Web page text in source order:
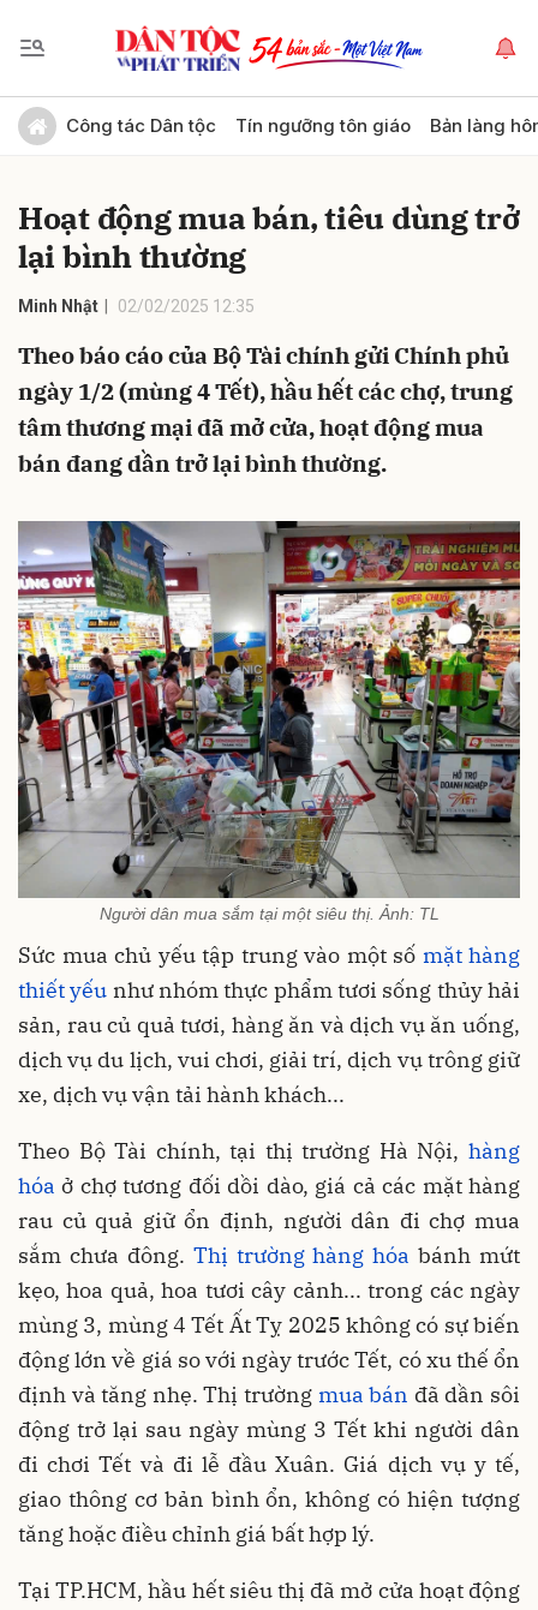
Công tác Dân tộc Tín ngưỡng tôn giáo Bản làng
Hoạt động mua bán, tiêu dùng trở
lại bình thường
Minh Nhật 02/02/2025 12:35
Theo báo cáo của Bộ Tài chính gửi Chính phủ
ngày 1/2 (mùng 4 Tết), hầu hết các chợ, trung
tâm thương mại đã mở cửa, hoạt động mua
bán đang dần trở lại bình thường.
Người dân mua sắm tại một siêu thị. Ảnh: TL
Sức mua chủ yếu tập trung vào một số mặt hàng
thiết yếu như nhóm thực phẩm tươi sống thủy hải
sản, rau củ quả tươi, hàng ăn và dịch vụ ăn uống,
dịch vụ du lịch, vui chơi, giải trí, dịch vụ trông giữ
xe, dịch vụ vận tải hành khách...
Theo Bộ Tài chính, tại thị trường Hà Nội, hàng
hóa ở chợ tương đối dồi dào, giá cả các mặt hàng
rau củ quả giữ ổn định, người dân đi chợ mua
sắm chưa đông. Thị trường hàng hóa bánh mứt
kẹo, hoa quả, hoa tươi cây cảnh... trong các ngày
mùng 3, mùng 4 Tết Ất Tỵ 2025 không có sự biến
động lớn về giá so với ngày trước Tết, có xu thế ổn
định và tăng nhẹ. Thị trường mua bán đã dần sôi
động trở lại sau ngày mùng 3 Tết khi người dân
đi chơi Tết và đi lễ đầu Xuân. Giá dịch vụ y tế,
giao thông cơ bản bình ổn, không có hiện tượng
tăng hoặc điều chỉnh giá bất hợp lý.
Tại TP.HCM, hầu hết siêu thị đã mở cửa hoạt động
Gửi bình luận
Hủy Gửi